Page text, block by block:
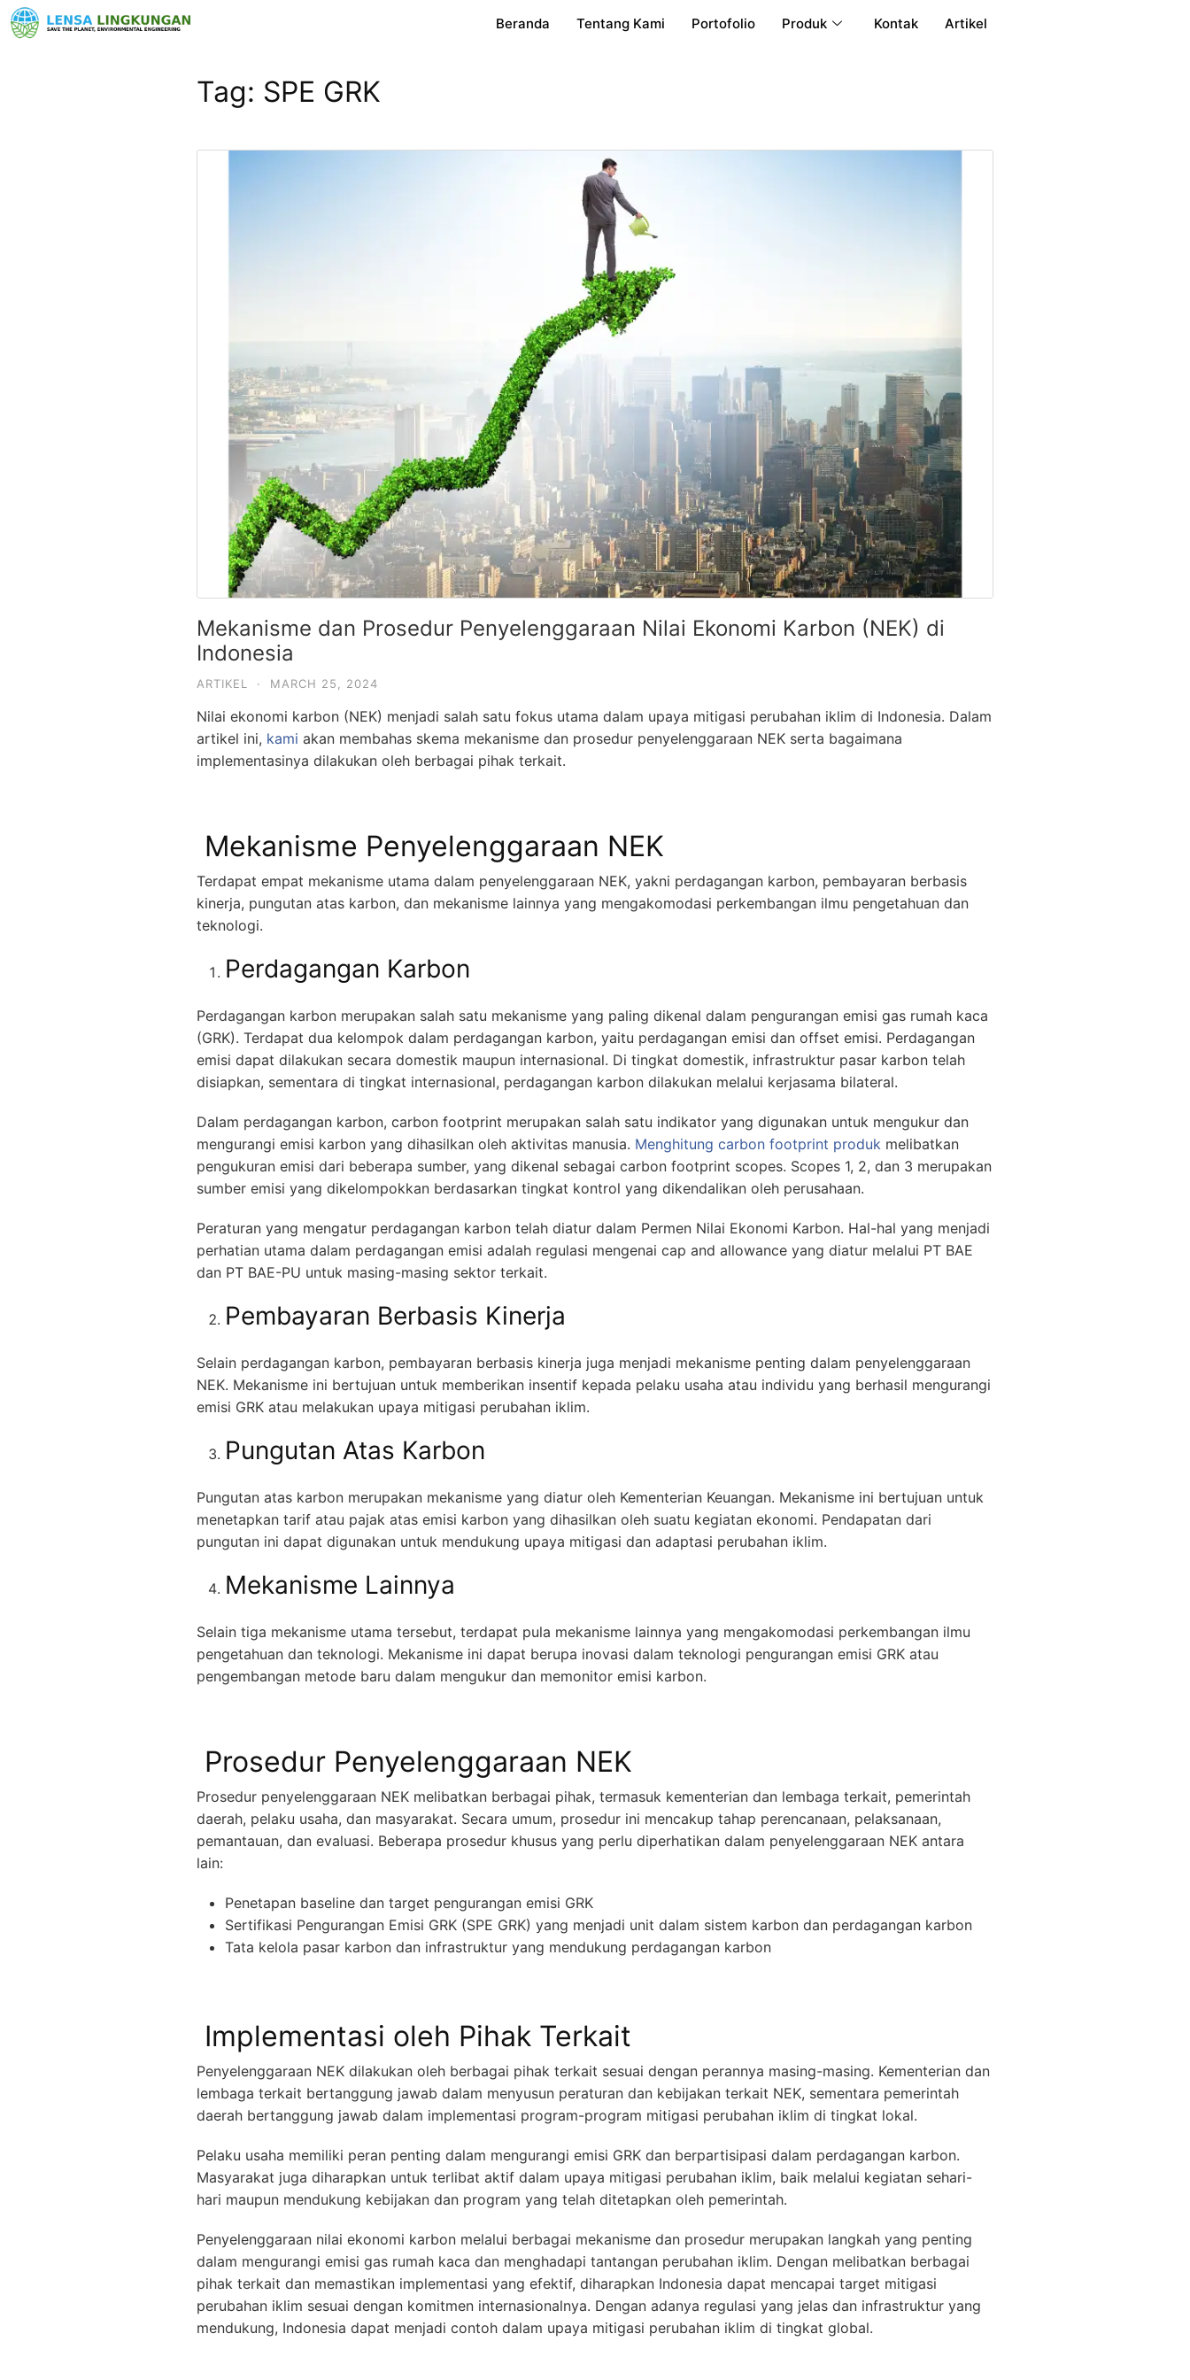
Beranda Tentang Kami Portofolio Produk Kontak Artikel
Tag: SPE GRK
Mekanisme dan Prosedur Penyelenggaraan Nilai Ekonomi Karbon (NEK) di
Indonesia
ARTIKEL · MARCH 25, 2024
Nilai ekonomi karbon (NEK) menjadi salah satu fokus utama dalam upaya mitigasi perubahan iklim di Indonesia. Dalam
artikel ini, kami akan membahas skema mekanisme dan prosedur penyelenggaraan NEK serta bagaimana
implementasinya dilakukan oleh berbagai pihak terkait.
Mekanisme Penyelenggaraan NEK
Terdapat empat mekanisme utama dalam penyelenggaraan NEK, yakni perdagangan karbon, pembayaran berbasis
kinerja, pungutan atas karbon, dan mekanisme lainnya yang mengakomodasi perkembangan ilmu pengetahuan dan
teknologi.
Perdagangan Karbon
Perdagangan karbon merupakan salah satu mekanisme yang paling dikenal dalam pengurangan emisi gas rumah kaca
(GRK). Terdapat dua kelompok dalam perdagangan karbon, yaitu perdagangan emisi dan offset emisi. Perdagangan
emisi dapat dilakukan secara domestik maupun internasional. Di tingkat domestik, infrastruktur pasar karbon telah
disiapkan, sementara di tingkat internasional, perdagangan karbon dilakukan melalui kerjasama bilateral.
Dalam perdagangan karbon, carbon footprint merupakan salah satu indikator yang digunakan untuk mengukur dan
mengurangi emisi karbon yang dihasilkan oleh aktivitas manusia. Menghitung carbon footprint produk melibatkan
pengukuran emisi dari beberapa sumber, yang dikenal sebagai carbon footprint scopes. Scopes 1, 2, dan 3 merupakan
sumber emisi yang dikelompokkan berdasarkan tingkat kontrol yang dikendalikan oleh perusahaan.
Peraturan yang mengatur perdagangan karbon telah diatur dalam Permen Nilai Ekonomi Karbon. Hal-hal yang menjadi
perhatian utama dalam perdagangan emisi adalah regulasi mengenai cap and allowance yang diatur melalui PT BAE
dan PT BAE-PU untuk masing-masing sektor terkait.
Pembayaran Berbasis Kinerja
Selain perdagangan karbon, pembayaran berbasis kinerja juga menjadi mekanisme penting dalam penyelenggaraan
NEK. Mekanisme ini bertujuan untuk memberikan insentif kepada pelaku usaha atau individu yang berhasil mengurangi
emisi GRK atau melakukan upaya mitigasi perubahan iklim.
Pungutan Atas Karbon
Pungutan atas karbon merupakan mekanisme yang diatur oleh Kementerian Keuangan. Mekanisme ini bertujuan untuk
menetapkan tarif atau pajak atas emisi karbon yang dihasilkan oleh suatu kegiatan ekonomi. Pendapatan dari
pungutan ini dapat digunakan untuk mendukung upaya mitigasi dan adaptasi perubahan iklim.
Mekanisme Lainnya
Selain tiga mekanisme utama tersebut, terdapat pula mekanisme lainnya yang mengakomodasi perkembangan ilmu
pengetahuan dan teknologi. Mekanisme ini dapat berupa inovasi dalam teknologi pengurangan emisi GRK atau
pengembangan metode baru dalam mengukur dan memonitor emisi karbon.
Prosedur Penyelenggaraan NEK
Prosedur penyelenggaraan NEK melibatkan berbagai pihak, termasuk kementerian dan lembaga terkait, pemerintah
daerah, pelaku usaha, dan masyarakat. Secara umum, prosedur ini mencakup tahap perencanaan, pelaksanaan,
pemantauan, dan evaluasi. Beberapa prosedur khusus yang perlu diperhatikan dalam penyelenggaraan NEK antara
lain:
Penetapan baseline dan target pengurangan emisi GRK
Sertifikasi Pengurangan Emisi GRK (SPE GRK) yang menjadi unit dalam sistem karbon dan perdagangan karbon
Tata kelola pasar karbon dan infrastruktur yang mendukung perdagangan karbon
Implementasi oleh Pihak Terkait
Penyelenggaraan NEK dilakukan oleh berbagai pihak terkait sesuai dengan perannya masing-masing. Kementerian dan
lembaga terkait bertanggung jawab dalam menyusun peraturan dan kebijakan terkait NEK, sementara pemerintah
daerah bertanggung jawab dalam implementasi program-program mitigasi perubahan iklim di tingkat lokal.
Pelaku usaha memiliki peran penting dalam mengurangi emisi GRK dan berpartisipasi dalam perdagangan karbon.
Masyarakat juga diharapkan untuk terlibat aktif dalam upaya mitigasi perubahan iklim, baik melalui kegiatan sehari-
hari maupun mendukung kebijakan dan program yang telah ditetapkan oleh pemerintah.
Penyelenggaraan nilai ekonomi karbon melalui berbagai mekanisme dan prosedur merupakan langkah yang penting
dalam mengurangi emisi gas rumah kaca dan menghadapi tantangan perubahan iklim. Dengan melibatkan berbagai
pihak terkait dan memastikan implementasi yang efektif, diharapkan Indonesia dapat mencapai target mitigasi
perubahan iklim sesuai dengan komitmen internasionalnya. Dengan adanya regulasi yang jelas dan infrastruktur yang
mendukung, Indonesia dapat menjadi contoh dalam upaya mitigasi perubahan iklim di tingkat global.